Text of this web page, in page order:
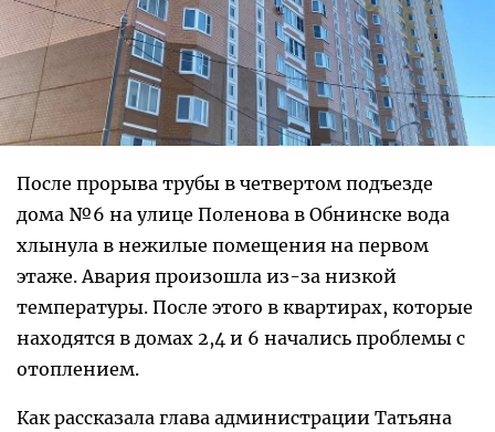
После прорыва трубы в четвертом подъезде
дома №6 на улице Поленова в Обнинске вода
хлынула в нежилые помещения на первом
этаже. Авария произошла из-за низкой
температуры. После этого в квартирах, которые
находятся в домах 2,4 и 6 начались проблемы с
отоплением.
Как рассказала глава администрации Татьяна